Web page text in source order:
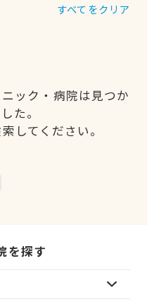
すべてをクリア
ック・病院は見つか
た。
してください。
を探す